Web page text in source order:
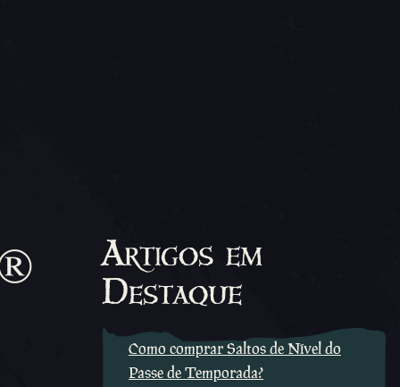
Artigos em
Destaque
Como comprar Saltos de Nível do
Passe de Temporada?